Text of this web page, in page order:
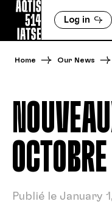
Log in
Home Our News
Publié le January